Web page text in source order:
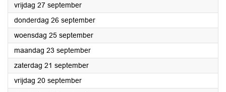
vrijdag 27 september2024
donderdag 26 september2024
woensdag 25 september2024
maandag 23 september2024
zaterdag 21 september2024
vrijdag 20 september2024